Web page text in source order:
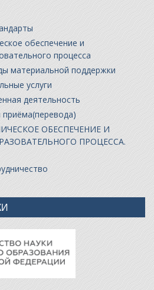
обеспечение и
процесса
материальной поддержки
услуги
деятельность
ОБЕСПЕЧЕНИЕ И
ПРОЦЕССА.